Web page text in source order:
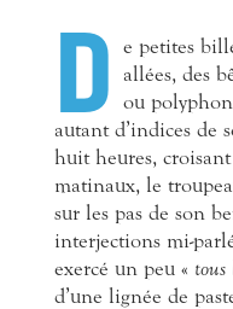
D e petites
allées, des
ou
autant d’indices de
huit heures,
matinaux, le
sur les pas de son
interjections mi-
exercé un peu « tous
d’une lignée de